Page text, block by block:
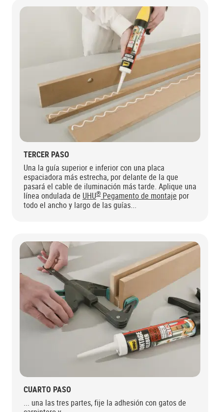
TERCER PASO
Una la guía superior e inferior con una placa
espaciadora más estrecha, por delante de la que
pasará el cable de iluminación más tarde. Aplique una
línea ondulada de UHU® Pegamento de montaje por
todo el ancho y largo de las guías...
CUARTO PASO
... una las tres partes, fije la adhesión con gatos de